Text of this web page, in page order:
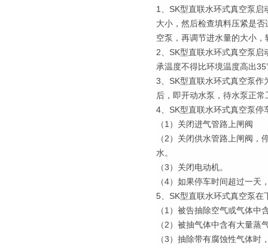
1、SK型直联水环式真空泵
大小，然后检查填料压紧是
空泵，再调节进水量的大小
2、SK型直联水环式真空泵
承温度不得比环境温度高出
3、SK型直联水环式真空泵
后，即开动水泵，待水泵正
4、SK型直联水环式真空泵停
（1）关闭进气管路上闸阀
（2）关闭供水管路上闸阀
水。
（3）关闭电动机。
（4）如果停车时间超过一
5、SK型直联水环式真空泵在
（1）被告抽除空气或气体
（2）被抽气体中含有大量蒸
（3）抽除带有腐蚀性气体时